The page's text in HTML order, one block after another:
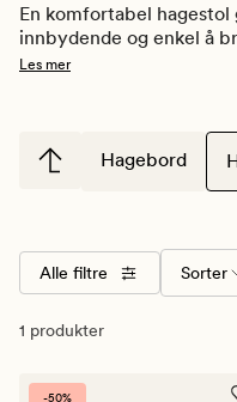
En komfortabel
innbydende og enkel å
ønsker en stol til rolige
materialer, tilpasset
Les mer
Hagebord
Alle filtre Sorter
1 produkter
-50%